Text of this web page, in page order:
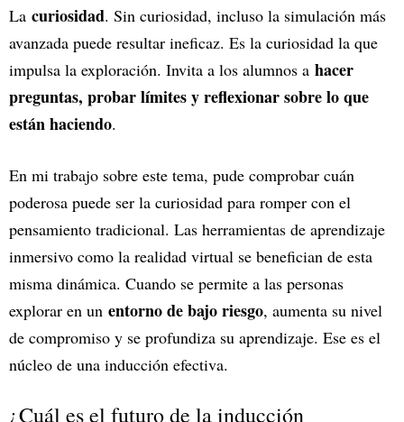
La curiosidad. Sin curiosidad, incluso la simulación más
avanzada puede resultar ineficaz. Es la curiosidad la que
impulsa la exploración. Invita a los alumnos a hacer
preguntas, probar límites y reflexionar sobre lo que
están haciendo.
En mi trabajo sobre este tema, pude comprobar cuán
poderosa puede ser la curiosidad para romper con el
pensamiento tradicional. Las herramientas de aprendizaje
inmersivo como la realidad virtual se benefician de esta
misma dinámica. Cuando se permite a las personas
explorar en un entorno de bajo riesgo, aumenta su nivel
de compromiso y se profundiza su aprendizaje. Ese es el
núcleo de una inducción efectiva.
¿Cuál es el futuro de la inducción